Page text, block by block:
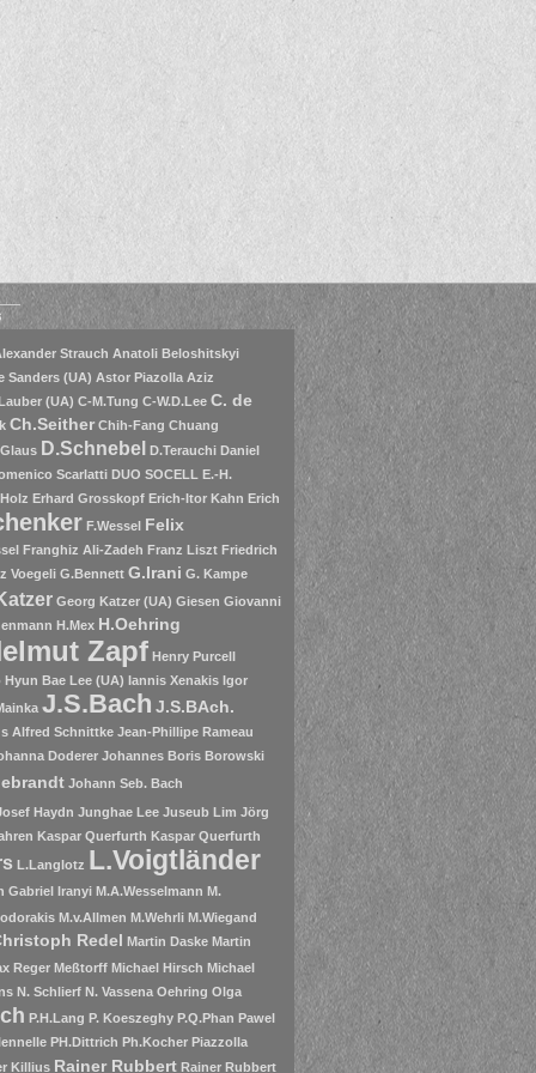
Strauch Anatoli Beloshitskyi
Sanders (UA) Astor Piazolla Aziz
(UA) C-M.Tung C-W.D.Lee C. de
Ch.Seither Chih-Fang Chuang
D.Schnebel D.Terauchi Daniel
Scarlatti DUO SOCELL E.-H.
Erhard Grosskopf Erich-Itor Kahn Erich
F.Wessel Felix
Franghiz Ali-Zadeh Franz Liszt Friedrich
Voegeli G.Bennett G.Irani G. Kampe
Georg Katzer (UA) Giesen Giovanni
H.Mex H.Oehring
Zapf Henry Purcell
Hyun Bae Lee (UA) Iannis Xenakis Igor
J.S.Bach J.S.BAch.
Alfred Schnittke Jean-Phillipe Rameau
Doderer Johannes Boris Borowski
Johann Seb. Bach
Haydn Junghae Lee Juseub Lim Jörg
Kaspar Querfurth Kaspar Querfurth
L.Langlotz L.Voigtländer
Gabriel Iranyi M.A.Wesselmann M.
M.v.Allmen M.Wehrli M.Wiegand
Redel Martin Daske Martin
Reger Meßtorff Michael Hirsch Michael
N. Schlierf N. Vassena Oehring Olga
P.H.Lang P. Koeszeghy P.Q.Phan Pawel
PH.Dittrich Ph.Kocher Piazzolla
Killius Rainer Rubbert Rainer Rubbert